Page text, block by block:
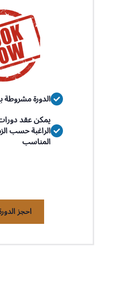
الدورة مشروطة
يمكن عقد
الراغبة حسب
المناسب
احجز